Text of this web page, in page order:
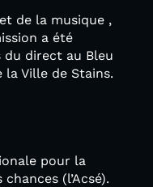
de la musique ,
a été
du direct au Bleu
la Ville de Stains.
pour la
(l’Acsé).